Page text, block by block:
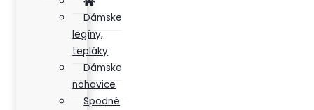
Dámske
legíny,
tepláky
Dámske
nohavice
Spodné